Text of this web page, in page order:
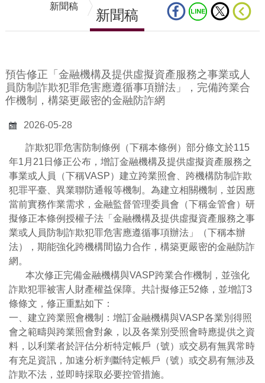
新聞稿
新聞稿
預告修正「金融機構及提供虛擬資產服務之事業或人
員防制詐欺犯罪危害應遵循事項辦法」，完備跨業合
作機制，構築更嚴密的金融防詐網
2026-05-28
詐欺犯罪危害防制條例（下稱本條例）部分條文於115
年1月21日修正公布，增訂金融機構及提供虛擬資產服務之
事業或人員（下稱VASP）建立跨業照會、跨機構防制詐欺
犯罪平臺、異業聯防通報等機制。為建立相關機制，並因應
當前實務作業需求，金融監督管理委員會（下稱金管會）研
擬修正本條例授權子法「金融機構及提供虛擬資產服務之事
業或人員防制詐欺犯罪危害應遵循事項辦法」（下稱本辦
法），期能強化跨機構間協力合作，構築更嚴密的金融防詐
網。
本次修正完備金融機構與VASP跨業合作機制，並強化
詐欺犯罪被害人財產權益保障。共計擬修正52條，並增訂3
條條文，修正重點如下：
一、建立跨業照會機制：增訂金融機構與VASP各業別得照
會之範疇與跨業照會對象，以及各業別受照會時應提供之資
料，以利業者於評估分析特定帳戶（號）或交易有無異常時
有充足資訊，加速分析判斷特定帳戶（號）或交易有無涉及
詐欺不法，並即時採取必要控管措施。